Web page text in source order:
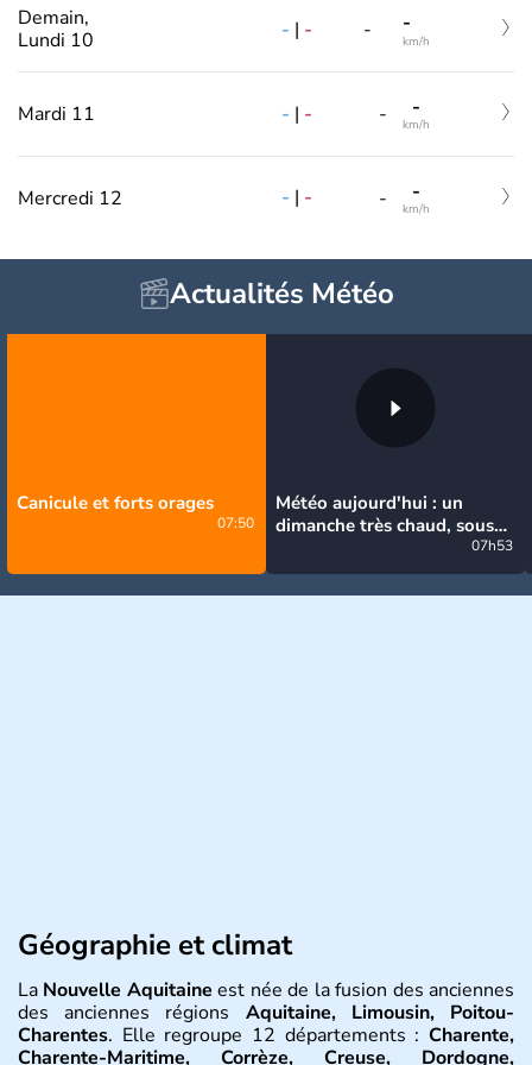
Demain,
Lundi 10
- | - - -
km/h
Mardi 11 - | - - -
km/h
Mercredi 12 - | - - -
km/h
Actualités Météo
Canicule et forts orages
07:50
Météo aujourd'hui : un
dimanche très chaud, sous
orages
07h53
Géographie et climat
La Nouvelle Aquitaine est née de la fusion des anciennes
des anciennes régions Aquitaine, Limousin, Poitou-
Charentes. Elle regroupe 12 départements : Charente,
Charente-Maritime, Corrèze, Creuse, Dordogne,